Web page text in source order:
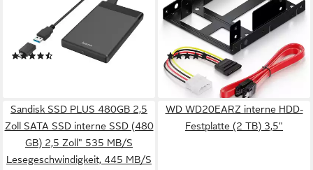
Festplattengehäuse für 2,5"
SSD u. HDD-Festplatten
Adapter
deleyCON Einbaurahmen 2,5"
Festplatte SSD auf 3,5"
Adapter
(2)
5,49 €
lieferbar - in 3-4 Werktagen bei dir
Sandisk SSD PLUS 480GB 2,5
Zoll SATA SSD interne SSD (480
GB) 2,5 Zoll" 535 MB/S
Lesegeschwindigkeit, 445 MB/S
WD WD20EARZ interne HDD-
Festplatte (2 TB) 3,5"